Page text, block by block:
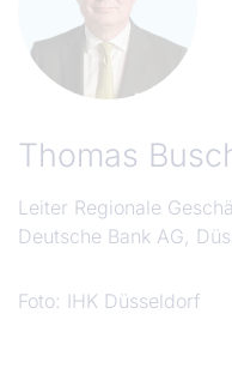
Thomas
Leiter Regionale
Deutsche Bank AG,
Foto: IHK Düsseldorf